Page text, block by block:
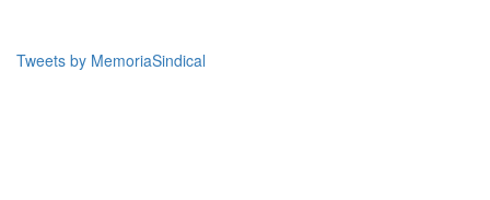
Tweets by MemoriaSindical